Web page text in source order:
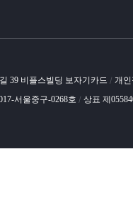
39 비플스빌딩 보자기카드 / 개
서울중구-0268호 / 상표 제